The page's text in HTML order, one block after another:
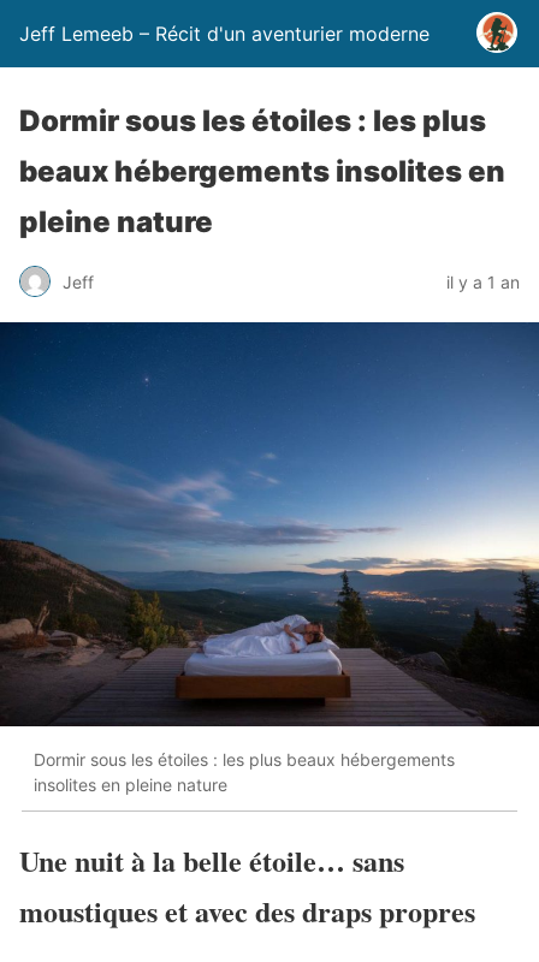
Jeff Lemeeb – Récit d'un aventurier moderne
Dormir sous les étoiles : les plus
beaux hébergements insolites en
pleine nature
Jeff il y a 1 an
Dormir sous les étoiles : les plus beaux hébergements
insolites en pleine nature
Une nuit à la belle étoile… sans
moustiques et avec des draps propres